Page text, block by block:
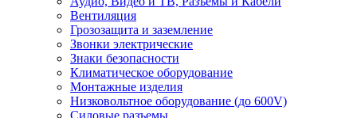
Вентиляция
Грозозащита и заземление
Звонки электрические
Знаки безопасности
Климатическое оборудование
Монтажные изделия
Низковольтное оборудование (до 600V)
Силовые разъемы